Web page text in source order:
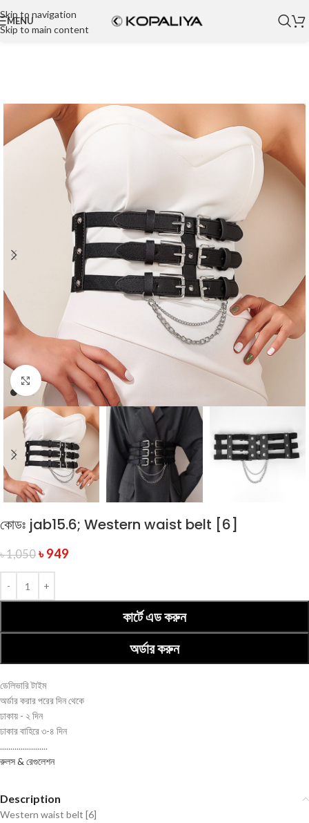
Skip to navigation
Skip to main content
MENU
Click to enlarge
কোডঃ jab15.6; Western waist belt [6]
৳1,050 ৳949
কার্টে এড করুন
অর্ডার করুন
ডেলিভারি টাইম
অর্ডার করার পরের দিন থেকে
ঢাকায় - ২ দিন
ঢাকার বাহিরে ৩-৪ দিন
.......................
রুলস & রেগুলেশন
Description
Western waist belt [6]